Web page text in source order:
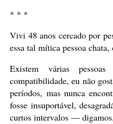
* * *
Vivi 48 anos cercado por
essa tal mítica pessoa chata,
Existem várias
compatibilidade, eu não
períodos, mas nunca
fosse insuportável,
curtos intervalos —